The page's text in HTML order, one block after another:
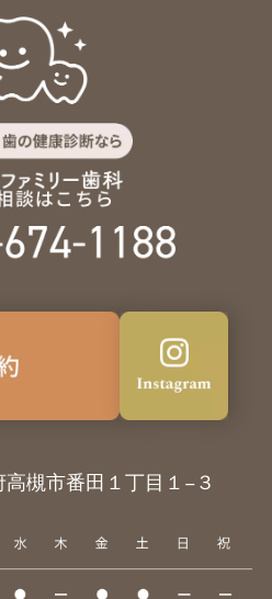
槻市番田１丁目１−３